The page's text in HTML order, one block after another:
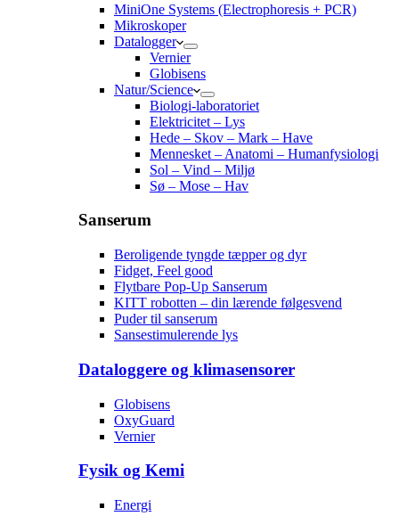
MiniOne Systems (Electrophoresis + PCR)
Mikroskoper
Datalogger
Vernier
Globisens
Natur/Science
Biologi-laboratoriet
Elektricitet – Lys
Hede – Skov – Mark – Have
Mennesket – Anatomi – Humanfysiologi
Sol – Vind – Miljø
Sø – Mose – Hav
Sanserum
Beroligende tyngde tæpper og dyr
Fidget, Feel good
Flytbare Pop-Up Sanserum
KITT robotten – din lærende følgesvend
Puder til sanserum
Sansestimulerende lys
Dataloggere og klimasensorer
Globisens
OxyGuard
Vernier
Fysik og Kemi
Energi